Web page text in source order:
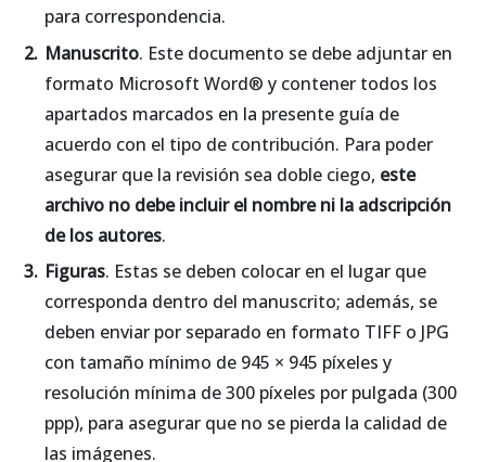
para correspondencia.
Manuscrito. Este documento se debe adjuntar en
formato Microsoft Word® y contener todos los
apartados marcados en la presente guía de
acuerdo con el tipo de contribución. Para poder
asegurar que la revisión sea doble ciego, este
archivo no debe incluir el nombre ni la adscripción
de los autores.
Figuras. Estas se deben colocar en el lugar que
corresponda dentro del manuscrito; además, se
deben enviar por separado en formato TIFF o JPG
con tamaño mínimo de 945 × 945 píxeles y
resolución mínima de 300 píxeles por pulgada (300
ppp), para asegurar que no se pierda la calidad de
las imágenes.